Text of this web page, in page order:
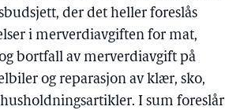
der det heller foreslås
i merverdiavgiften for mat,
bortfall av merverdiavgift på
og reparasjon av klær, sko,
I sum foreslår